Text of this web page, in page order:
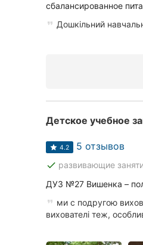
сбалансированное
Дошкільний
Детское учебное
4.2 5 отзывов
done развивающие
ДУЗ №27 Вишенка –
ми с подругою
вихователі теж,